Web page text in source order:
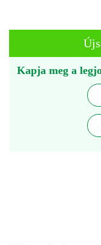
Kapja meg a